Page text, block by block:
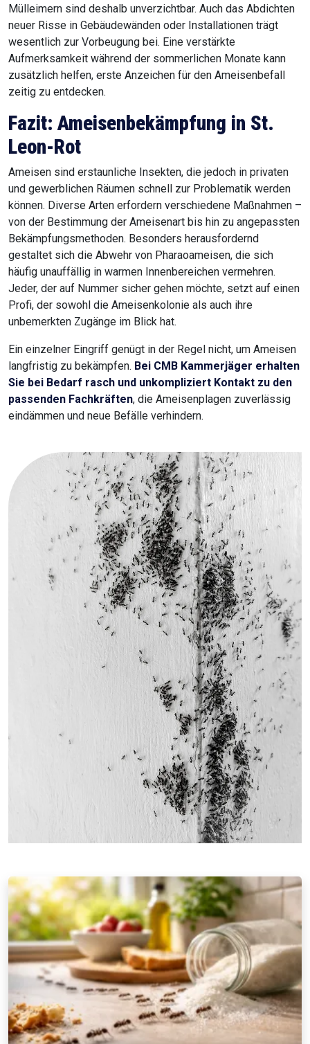
Mülleimern sind deshalb unverzichtbar. Auch das Abdichten
neuer Risse in Gebäudewänden oder Installationen trägt
wesentlich zur Vorbeugung bei. Eine verstärkte
Aufmerksamkeit während der sommerlichen Monate kann
zusätzlich helfen, erste Anzeichen für den Ameisenbefall
zeitig zu entdecken.
Fazit: Ameisenbekämpfung in St.
Leon-Rot
Ameisen sind erstaunliche Insekten, die jedoch in privaten
und gewerblichen Räumen schnell zur Problematik werden
können. Diverse Arten erfordern verschiedene Maßnahmen –
von der Bestimmung der Ameisenart bis hin zu angepassten
Bekämpfungsmethoden. Besonders herausfordernd
gestaltet sich die Abwehr von Pharaoameisen, die sich
häufig unauffällig in warmen Innenbereichen vermehren.
Jeder, der auf Nummer sicher gehen möchte, setzt auf einen
Profi, der sowohl die Ameisenkolonie als auch ihre
unbemerkten Zugänge im Blick hat.
Ein einzelner Eingriff genügt in der Regel nicht, um Ameisen
langfristig zu bekämpfen. Bei CMB Kammerjäger erhalten
Sie bei Bedarf rasch und unkompliziert Kontakt zu den
passenden Fachkräften, die Ameisenplagen zuverlässig
eindämmen und neue Befälle verhindern.